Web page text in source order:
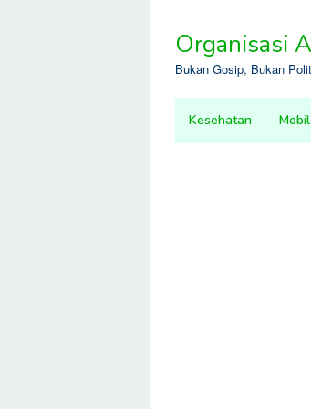
contentOrganisasi
Bukan Gosip, Bukan
Kesehatan